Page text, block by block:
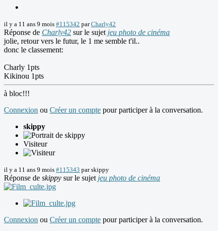
il y a 11 ans 9 mois #115342 parCharly42
Réponse de Charly42 sur le sujet jeu photo de cinéma
jolie, retour vers le futur, le 1 me semble t'il..
donc le classement:
Charly 1pts
Kikinou 1pts
à bloc!!!
Connexion ou Créer un compte pour participer à la conversation.
skippy
Visiteur
il y a 11 ans 9 mois #115343 parskippy
Réponse de skippy sur le sujet jeu photo de cinéma
Connexion ou Créer un compte pour participer à la conversation.